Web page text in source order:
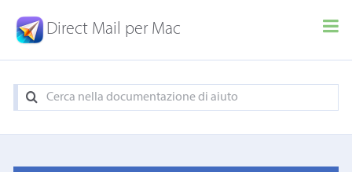
Direct Mail per Mac